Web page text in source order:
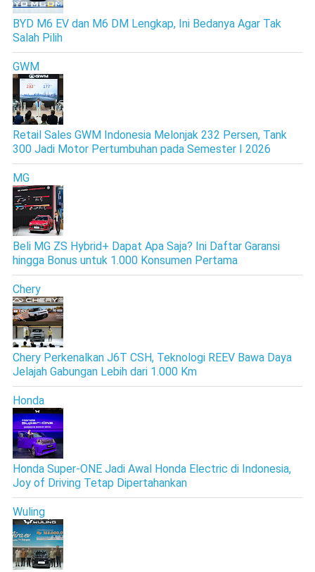
BYD M6 EV dan M6 DM Lengkap, Ini Bedanya Agar Tak
Salah Pilih
GWM
Retail Sales GWM Indonesia Melonjak 232 Persen, Tank
300 Jadi Motor Pertumbuhan pada Semester I 2026
MG
Beli MG ZS Hybrid+ Dapat Apa Saja? Ini Daftar Garansi
hingga Bonus untuk 1.000 Konsumen Pertama
Chery
Chery Perkenalkan J6T CSH, Teknologi REEV Bawa Daya
Jelajah Gabungan Lebih dari 1.000 Km
Honda
Honda Super-ONE Jadi Awal Honda Electric di Indonesia,
Joy of Driving Tetap Dipertahankan
Wuling